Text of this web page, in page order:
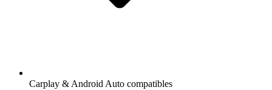
Carplay & Android Auto compatibles